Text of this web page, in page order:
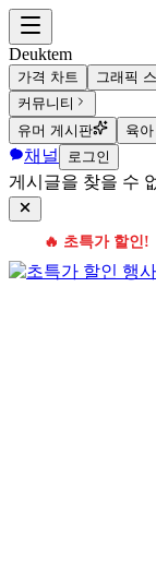
Deuktem
가격 차트 그래픽
커뮤니티
유머 게시판
육
채널 로그인
게시글을 찾을 수
🔥 초특가 할인!